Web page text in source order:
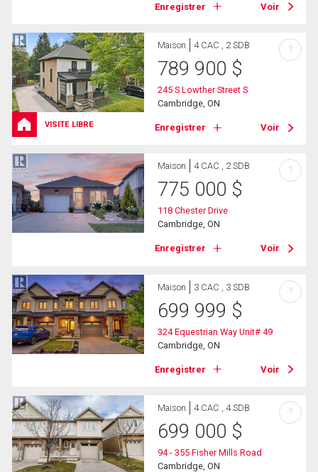
Enregistrer Voir
VISITE LIBRE
Maison 4 CAC , 2 SDB
789 900 $
245 S Lowther Street S
Cambridge, ON
Enregistrer Voir
?
Maison 4 CAC , 2 SDB
775 000 $
118 Chester Drive
Cambridge, ON
Enregistrer Voir
?
Maison 3 CAC , 3 SDB
699 999 $
324 Equestrian Way Unit# 49
Cambridge, ON
Enregistrer Voir
?
Maison 4 CAC , 4 SDB
699 000 $
94 - 355 Fisher Mills Road
Cambridge, ON
?